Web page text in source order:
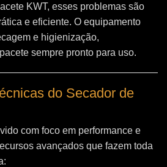
KWT, esses problemas são
e eficiente. O equipamento
e higienização,
sempre pronto para uso.
do Secador de
com foco em performance e
avançados que fazem toda